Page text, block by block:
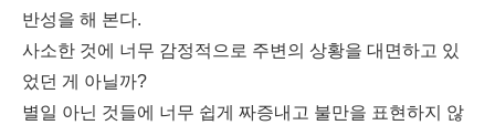
반성을 해 본다.
사소한 것에 너무 감정적으로 주변의 상황을 대면하고 있
었던 게 아닐까?
별일 아닌 것들에 너무 쉽게 짜증내고 불만을 표현하지 않